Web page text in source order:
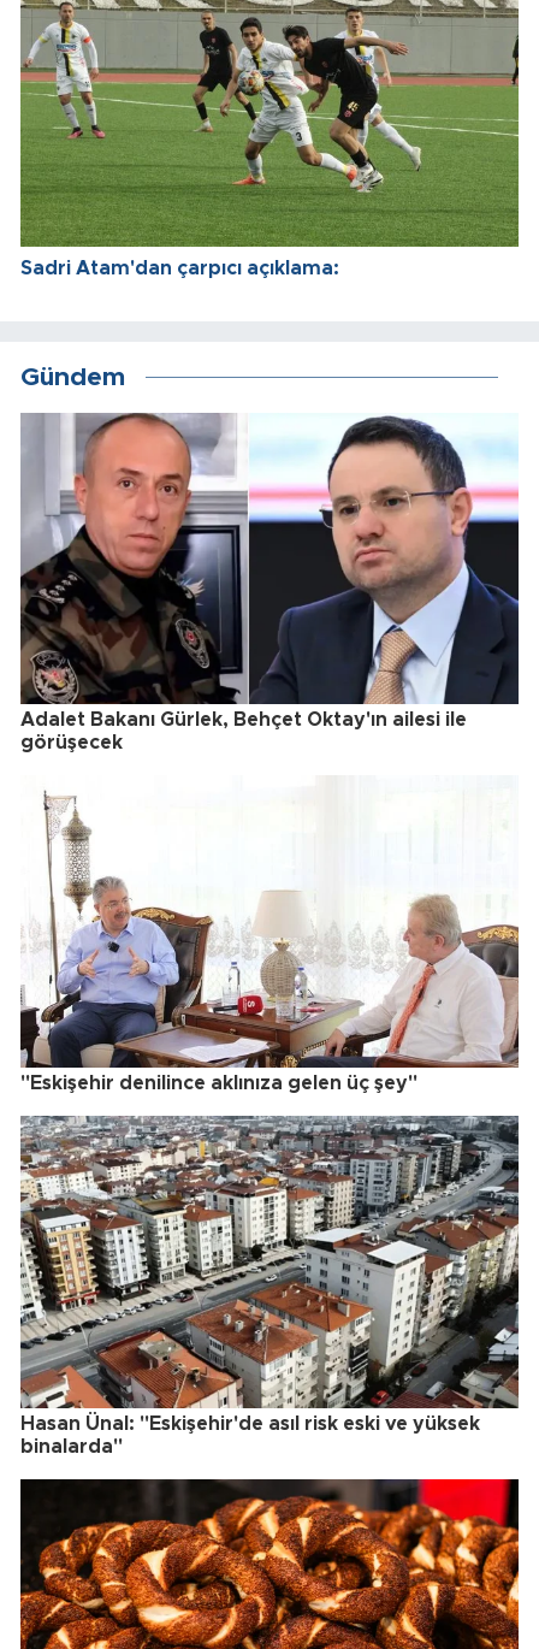
Sadri Atam'dan çarpıcı açıklama:
Gündem
Adalet Bakanı Gürlek, Behçet Oktay'ın ailesi ile
görüşecek
"Eskişehir denilince aklınıza gelen üç şey"
Hasan Ünal: "Eskişehir'de asıl risk eski ve yüksek
binalarda"